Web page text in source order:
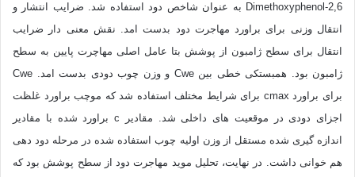
2,6-Dimethoxyphenol به عنوان شاخص دود استفاده شد. ضرایب انتشار و
انتقال وزنی برای براورد مهاجرت دود بدست امد. نقش معنی دار ضرایب
انتقال برای سطح ژامبون از پوشش بتا عامل اصلی مهاچرت پایین به سطح
ژامبون بود. همبستکی خطی بین Cwe و وزن چوب دودی بدست امد. Cwe
برای براورد cmax برای شرایط مختلف استفاده شد که موچب براورد غلظت
اجزای دودی در موقعیت های داخلی شد. مقادیر c براورد شده با مقادیر
اندازه گیری شده مستقل از وزن اولیه چوب استفاده شده در مرحله دود دهی
هم خوانی داشت. در نهایت، تحلیل موید مهاجرت دود از سطح پوشش بود که